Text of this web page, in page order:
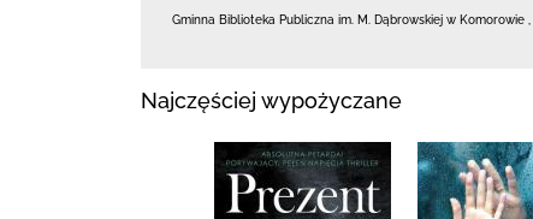
Gminna Biblioteka Publiczna im. M. Dąbrowskiej w Komorowie
Najczęściej wypożyczane